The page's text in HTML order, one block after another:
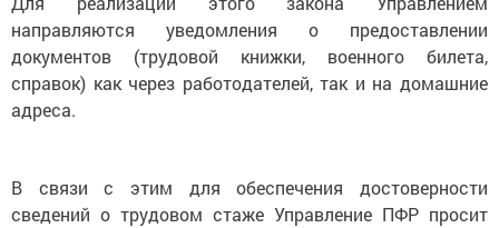
направляются уведомления о предоставлении
документов (трудовой книжки, военного билета,
справок) как через работодателей, так и на домашние
адреса.
В связи с этим для обеспечения достоверности
сведений о трудовом стаже Управление ПФР просит